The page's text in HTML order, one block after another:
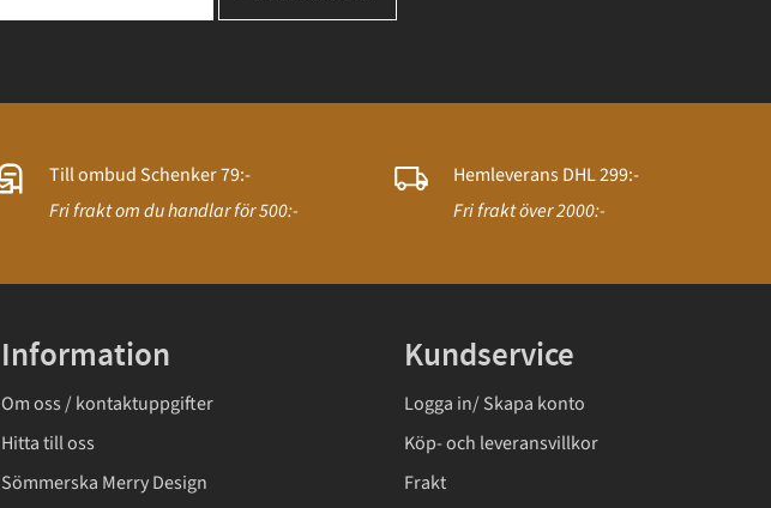
Till ombud Schenker 79:-
Fri frakt om du handlar för 500:-
Hemleverans DHL 299:-
Fri frakt över 2000:-
Information
Om oss / kontaktuppgifter
Hitta till oss
Sömmerska Merry Design
Kundservice
Logga in/ Skapa konto
Köp- och leveransvillkor
Frakt